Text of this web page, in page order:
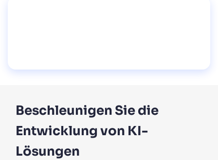
Beschleunigen Sie die
Entwicklung von KI-
Lösungen